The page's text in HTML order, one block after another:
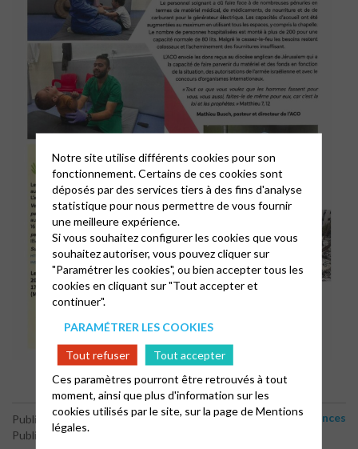
Publié le 21 février 2026
Publié par le webmaster
Annonces
Notre site utilise différents cookies pour son
fonctionnement. Certains de ces cookies sont
déposés par des services tiers à des fins d'analyse
statistique pour nous permettre de vous fournir
une meilleure expérience.
Si vous souhaitez configurer les cookies que vous
souhaitez autoriser, vous pouvez cliquer sur
"Paramétrer les cookies", ou bien accepter tous les
cookies en cliquant sur "Tout accepter et
continuer".
PARAMÉTRER LES COOKIES
Tout refuser
Tout accepter
Ces paramètres pourront être retrouvés à tout
moment, ainsi que plus d'information sur les
cookies utilisés par le site, sur la page deMentions
légales.